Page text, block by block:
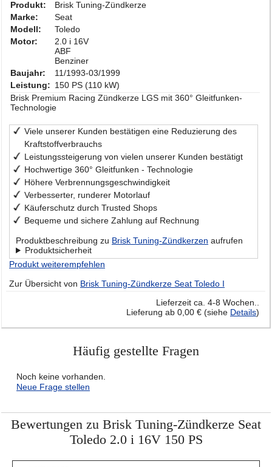
Produkt:
Brisk Tuning-Zündkerze
Marke:
Seat
Modell:
Toledo
Motor:
2.0 i 16V
ABF
Benziner
Baujahr:
11/1993-03/1999
Leistung: 150 PS (110 kW)
Brisk Premium Racing Zündkerze LGS mit 360° Gleitfunken-
Technologie
Viele unserer Kunden bestätigen eine Reduzierung des
Kraftstoffverbrauchs
Leistungssteigerung von vielen unserer Kunden bestätigt
Hochwertige 360° Gleitfunken - Technologie
Höhere Verbrennungsgeschwindigkeit
Verbesserter, runderer Motorlauf
Käuferschutz durch Trusted Shops
Bequeme und sichere Zahlung auf Rechnung
Produktbeschreibung zu Brisk Tuning-Zündkerzen aufrufen
Produktsicherheit
Produkt weiterempfehlen
Zur Übersicht von Brisk Tuning-Zündkerze Seat Toledo I
Lieferzeit ca. 4-8 Wochen..
Lieferung ab 0,00 € (siehe Details)
Häufig gestellte Fragen
Noch keine vorhanden.
Neue Frage stellen
Bewertungen zu Brisk Tuning-Zündkerze Seat
Toledo 2.0 i 16V 150 PS